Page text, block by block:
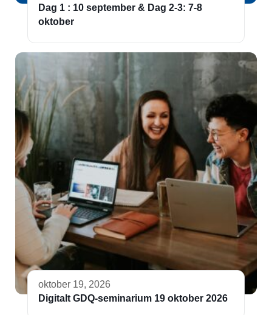
Dag 1 : 10 september & Dag 2-3: 7-8
oktober
oktober 19, 2026
Digitalt GDQ-seminarium 19 oktober 2026